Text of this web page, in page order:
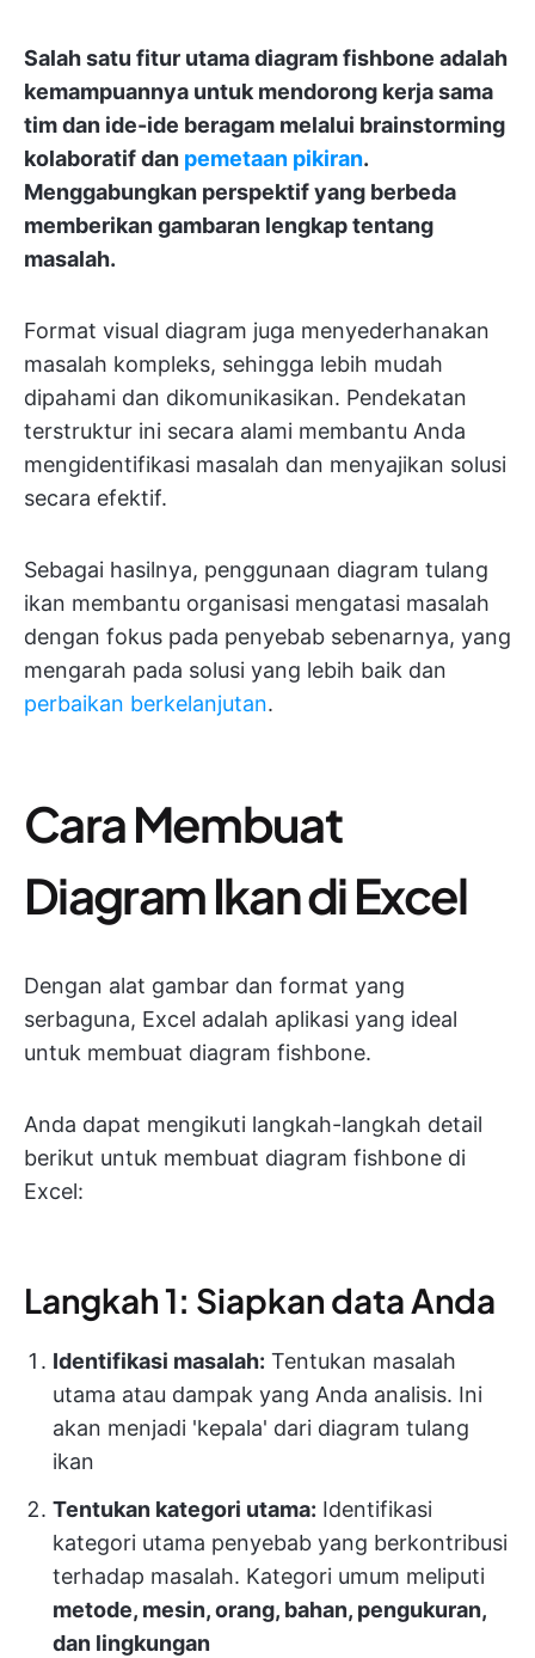
Salah satu fitur utama diagram fishbone adalah
kemampuannya untuk mendorong kerja sama
tim dan ide-ide beragam melalui brainstorming
kolaboratif dan pemetaan pikiran.
Menggabungkan perspektif yang berbeda
memberikan gambaran lengkap tentang
masalah.
Format visual diagram juga menyederhanakan
masalah kompleks, sehingga lebih mudah
dipahami dan dikomunikasikan. Pendekatan
terstruktur ini secara alami membantu Anda
mengidentifikasi masalah dan menyajikan solusi
secara efektif.
Sebagai hasilnya, penggunaan diagram tulang
ikan membantu organisasi mengatasi masalah
dengan fokus pada penyebab sebenarnya, yang
mengarah pada solusi yang lebih baik dan
perbaikan berkelanjutan.
Cara Membuat
Diagram Ikan di Excel
Dengan alat gambar dan format yang
serbaguna, Excel adalah aplikasi yang ideal
untuk membuat diagram fishbone.
Anda dapat mengikuti langkah-langkah detail
berikut untuk membuat diagram fishbone di
Excel:
Langkah 1: Siapkan data Anda
Identifikasi masalah: Tentukan masalah
utama atau dampak yang Anda analisis. Ini
akan menjadi 'kepala' dari diagram tulang
ikan
Tentukan kategori utama: Identifikasi
kategori utama penyebab yang berkontribusi
terhadap masalah. Kategori umum meliputi
metode, mesin, orang, bahan, pengukuran,
dan lingkungan